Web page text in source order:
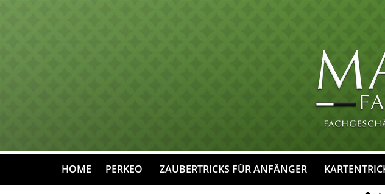
HOME PERKEO ZAUBERTRICKS FÜR ANFÄNGER